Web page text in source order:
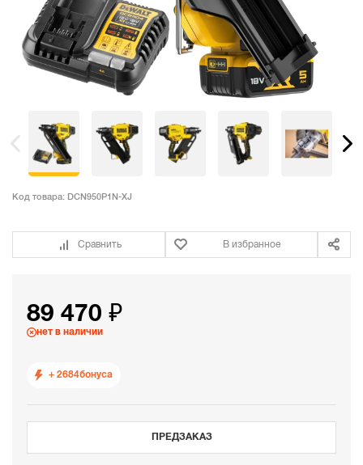
Код товара: DCN950P1N-XJ
Сравнить В избранное
89 470 ₽
нет в наличии
+ 2684бонуса
ПРЕДЗАКАЗ